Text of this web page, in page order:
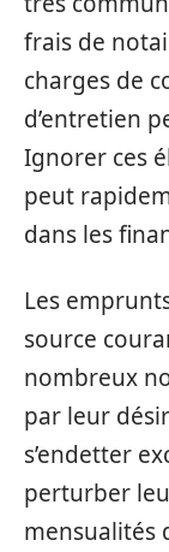
frais de
charges de
d’entretien
Ignorer ces
peut
dans les
Les
source
nombreux
par leur
s’endetter
perturber
mensualités